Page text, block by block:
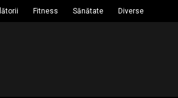
Fitness Sănătate Diverse